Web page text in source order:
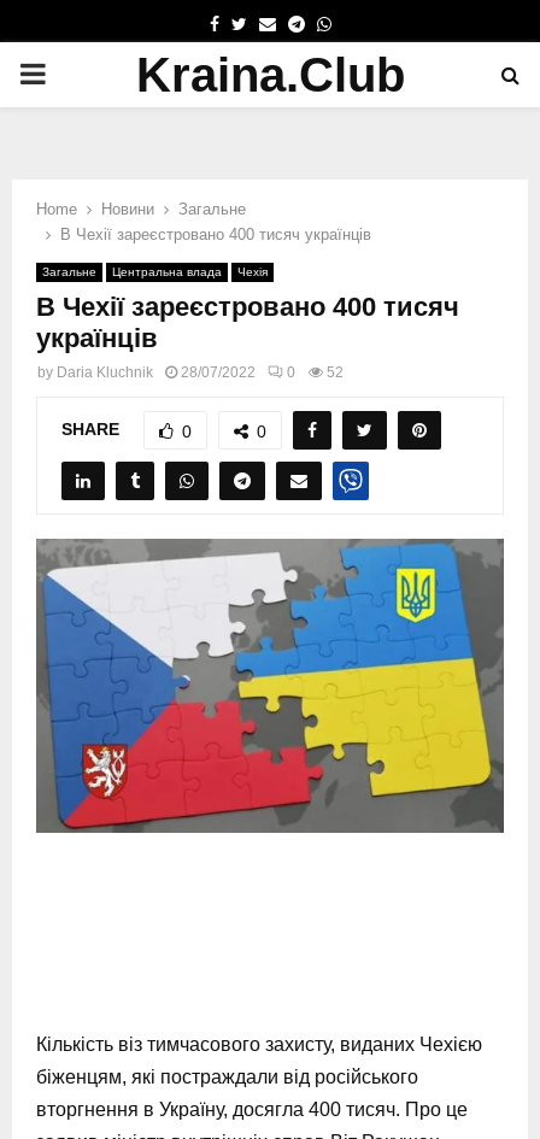
FACEBOOK
TWITTER
EMAILTELEGRAM
WHATSAPP
PRIMARYKraina.Club
Home Новини
Загальне
В Чехії зареєстровано 400 тисяч українців
Загальне Центральна влада Чехія
В Чехії зареєстровано 400 тисяч
українців
by Daria Kluchnik 28/07/2022 0 52
SHARE 0 0
Кількість віз тимчасового захисту, виданих Чехією
біженцям, які постраждали від російського
вторгнення в Україну, досягла 400 тисяч. Про це